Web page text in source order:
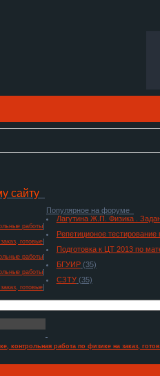
сайту
работы]
готовые]
работы]
работы]
готовые]
Популярное на форуме
Лагутина Ж.П. Физика .
Репетиционое тестирование
Подготовка к ЦТ 2013 по
БГУИР (35)
СЗТУ (35)
контрольная работа по физике на заказ,